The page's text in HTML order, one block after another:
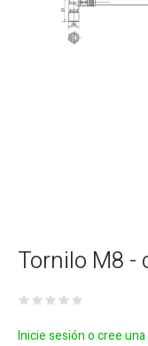
Tornilo M8 -
Inicie sesión o cree